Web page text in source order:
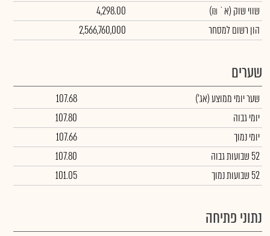
שווי שוק (א` ₪)
4,298.00
הון רשום למסחר
2,566,760,000
שערים
שער יומי ממוצע(אג')
107.68
יומי גבוה
107.80
יומי נמוך
107.66
52 שבועות גבוה
107.80
52 שבועות נמוך
101.05
נתוני פתיחה